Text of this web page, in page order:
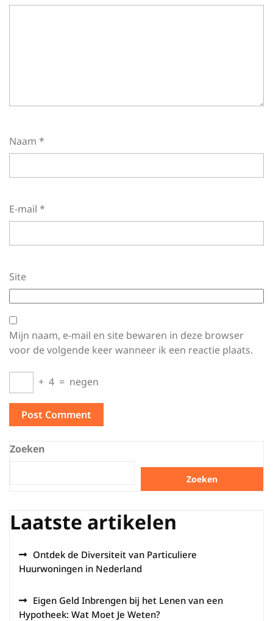
Naam *
E-mail *
Site
Mijn naam, e-mail en site bewaren in deze browser
voor de volgende keer wanneer ik een reactie plaats.
+ 4 = negen
Zoeken
Zoeken
Laatste artikelen
Ontdek de Diversiteit van Particuliere
Huurwoningen in Nederland
Eigen Geld Inbrengen bij het Lenen van een
Hypotheek: Wat Moet Je Weten?